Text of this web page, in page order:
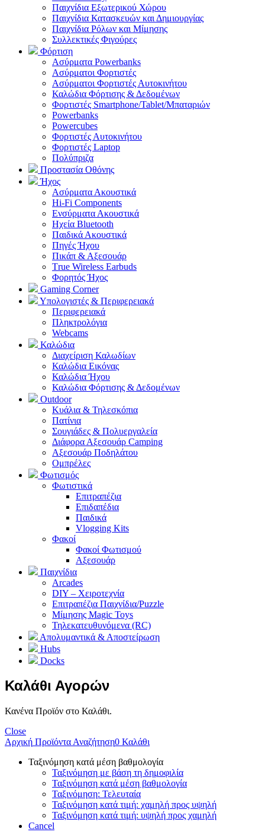
Παιχνίδια Εξωτερικού Χώρου
Παιχνίδια Κατασκευών και Δημιουργίας
Παιχνίδια Ρόλων και Μίμησης
Συλλεκτικές Φιγούρες
Φόρτιση
Ασύρματα Powerbanks
Aσύρματοι Φορτιστές
Ασύρματοι Φορτιστές Αυτοκινήτου
Καλώδια Φόρτισης & Δεδομένων
Φορτιστές Smartphone/Tablet/Μπαταριών
Powerbanks
Powercubes
Φορτιστές Αυτοκινήτου
Φορτιστές Laptop
Πολύπριζα
Προστασία Οθόνης
Ήχος
Ασύρματα Ακουστικά
Hi-Fi Components
Ενσύρματα Ακουστικά
Ηχεία Bluetooth
Παιδικά Ακουστικά
Πηγές Ήχου
Πικάπ & Αξεσουάρ
Τrue Wireless Earbuds
Φορητός Ήχος
Gaming Corner
Υπολογιστές & Περιφερειακά
Περιφερειακά
Πληκτρολόγια
Webcams
Καλώδια
Διαχείριση Καλωδίων
Καλώδια Εικόνας
Καλώδια Ήχου
Καλώδια Φόρτισης & Δεδομένων
Outdoor
Κυάλια & Τηλεσκόπια
Πατίνια
Σουγιάδες & Πολυεργαλεία
Διάφορα Αξεσουάρ Camping
Αξεσουάρ Ποδηλάτου
Ομπρέλες
Φωτισμός
Φωτιστικά
Επιτραπέζια
Επιδαπέδια
Παιδικά
Vlogging Kits
Φακοί
Φακοί Φωτισμού
Αξεσουάρ
Παιχνίδια
Arcades
DIY – Χειροτεχνία
Επιτραπέζια Παιχνίδια/Puzzle
Μίμησης Magic Toys
Τηλεκατευθυνόμενα (RC)
Απολυμαντικά & Αποστείρωση
Hubs
Docks
Καλάθι Αγορών
Κανένα Προϊόν στο Καλάθι.
Close
Αρχική Προϊόντα Αναζήτηση0 Καλάθι
Ταξινόμηση κατά μέση βαθμολογία
Ταξινόμηση με βάση τη δημοφιλία
Ταξινόμηση κατά μέση βαθμολογία
Ταξινόμηση: Τελευταία
Ταξινόμηση κατά τιμή: χαμηλή προς υψηλή
Ταξινόμηση κατά τιμή: υψηλή προς χαμηλή
Cancel